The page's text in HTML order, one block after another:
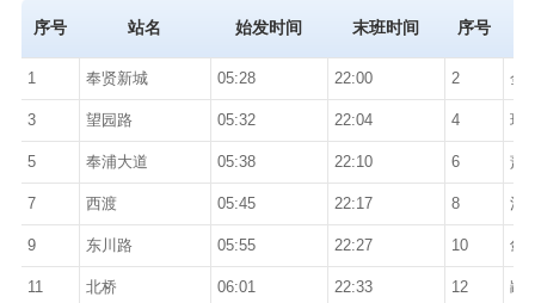
序号 站名 始发时间 末班时间 序号
1 奉贤新城 05:28 22:00 2 金
3 望园路 05:32 22:04 4 环
5 奉浦大道 05:38 22:10 6 萧
7 西渡 05:45 22:17 8 江
9 东川路 05:55 22:27 10 剑
11 北桥 06:01 22:33 12 颛